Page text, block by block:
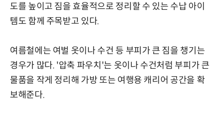
도를 높이고 짐을 효율적으로 정리할 수 있는 수납 아이
템도 함께 주목받고 있다.
여름철에는 여벌 옷이나 수건 등 부피가 큰 짐을 챙기는
경우가 많다. '압축 파우치'는 옷이나 수건처럼 부피가 큰
물품을 작게 정리해 가방 또는 여행용 캐리어 공간을 확
보해준다.